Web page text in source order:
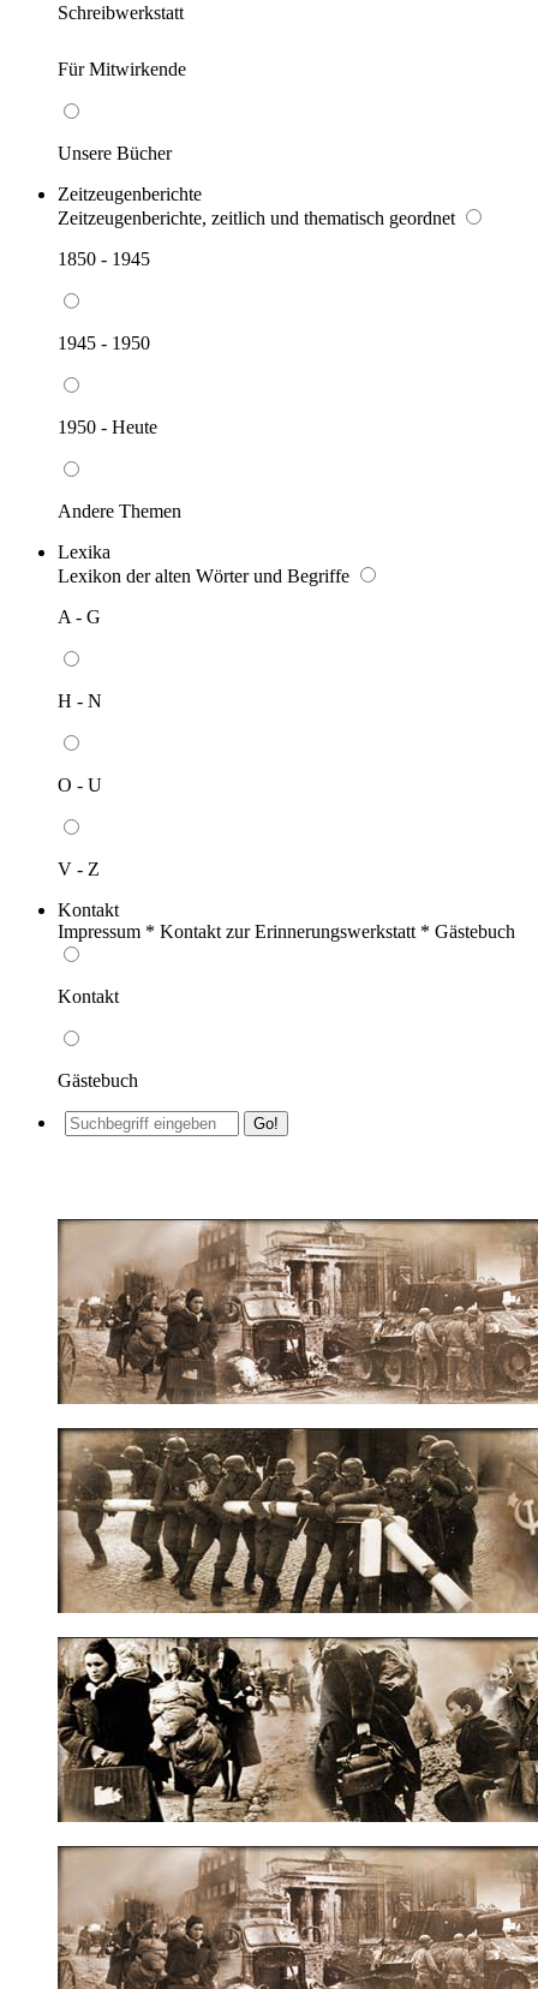
Schreibwerkstatt
Für Mitwirkende
Unsere Bücher
Zeitzeugenberichte
Zeitzeugenberichte, zeitlich und thematisch geordnet
1850 - 1945
1945 - 1950
1950 - Heute
Andere Themen
Lexika
Lexikon der alten Wörter und Begriffe
A - G
H - N
O - U
V - Z
Kontakt
Impressum * Kontakt zur Erinnerungswerkstatt * Gästebuch
Kontakt
Gästebuch